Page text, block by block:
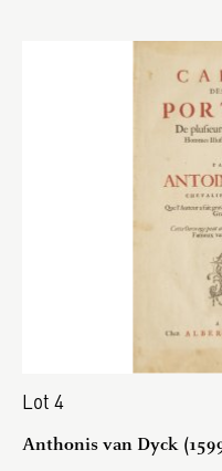
Lot 4
Anthonis van Dyck